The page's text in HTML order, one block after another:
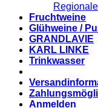
Fruchtweine
Glühweine /
GRANDLAVIE
KARL LINKE
Trinkwasser
Anmelden